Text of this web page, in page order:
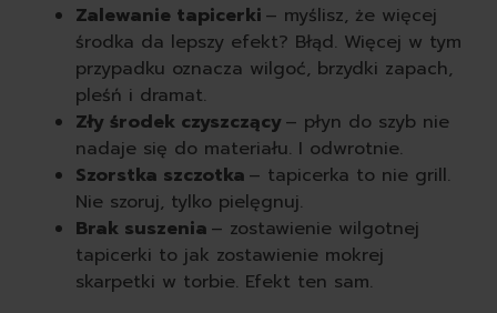
Zalewanie tapicerki – myślisz, że więcej
środka da lepszy efekt? Błąd. Więcej w tym
przypadku oznacza wilgoć, brzydki zapach,
pleśń i dramat.
Zły środek czyszczący– płyn do szyb nie
nadaje się do materiału. I odwrotnie.
Szorstka szczotka – tapicerka to nie grill.
Nie szoruj, tylko pielęgnuj.
Brak suszenia – zostawienie wilgotnej
tapicerki to jak zostawienie mokrej
skarpetki w torbie. Efekt ten sam.